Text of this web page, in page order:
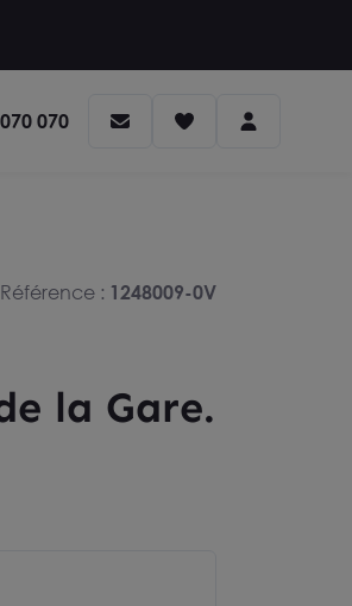
070
Référence : 1248009-0V
la Gare.